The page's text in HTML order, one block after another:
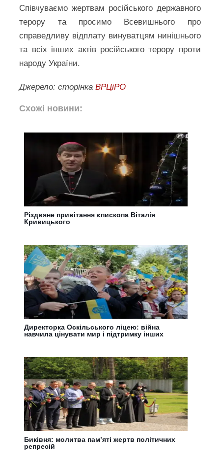
Співчуваємо жертвам російського державного
терору та просимо Всевишнього про
справедливу відплату винуватцям нинішнього
та всіх інших актів російського терору проти
народу України.
Джерело: сторінкаВРЦіРО
Схожі новини:
Різдвяне привітання єпископа Віталія
Кривицького
Директорка Оскільського ліцею: війна
навчила цінувати мир і підтримку інших
Биківня: молитва пам’яті жертв політичних
репресій